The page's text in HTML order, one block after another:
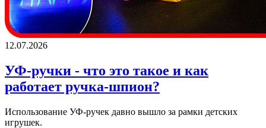
12.07.2026
УФ-ручки - что это такое и как
работает ручка-шпион?
Использование УФ-ручек давно вышло за рамки детских
игрушек.